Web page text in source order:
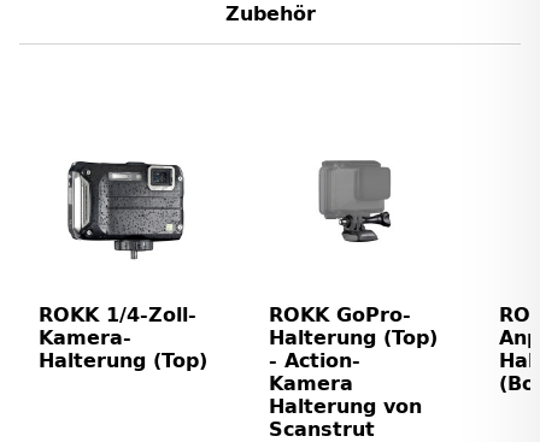
Zubehör
ROKK 1/4-Zoll-
Kamera-
Halterung (Top)
ROKK GoPro-
Halterung (Top)
- Action-
Kamera
Halterung von
Scanstrut